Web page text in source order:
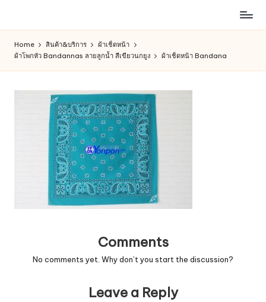
content
สินค้า
คน
Home สินค้า&บริการ
ผ้าเช็ดหน้า
ผ้าโพกหัว Bandannas ลายลูกน้ำ สีเขียวนกยูง
ผ้าเช็ดหน้า Bandana
Comments
No comments yet. Why don’t you start the discussion?
Leave a Reply